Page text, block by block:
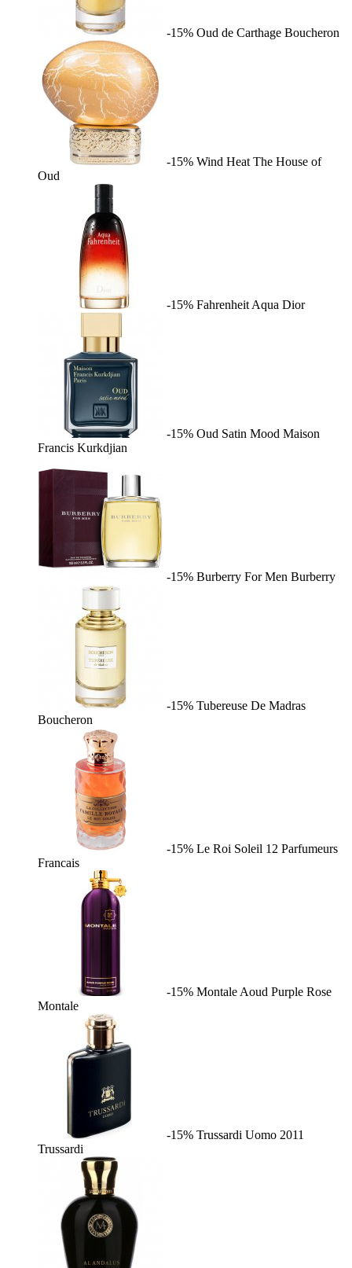
-15% Oud de Carthage Boucheron
-15% Wind Heat The House of
Oud
-15% Fahrenheit Aqua Dior
-15% Oud Satin Mood Maison
Francis Kurkdjian
-15% Burberry For Men Burberry
-15% Tubereuse De Madras
Boucheron
-15% Le Roi Soleil 12 Parfumeurs
Francais
-15% Montale Aoud Purple Rose
Montale
-15% Trussardi Uomo 2011
Trussardi